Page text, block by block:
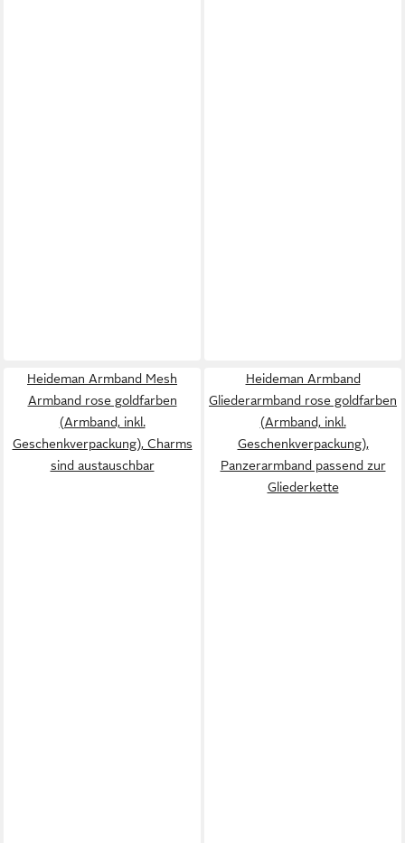
Heideman Armband Mesh
Armband rose goldfarben
(Armband, inkl.
Geschenkverpackung), Charms
sind austauschbar
Heideman Armband
Gliederarmband rose goldfarben
(Armband, inkl.
Geschenkverpackung),
Panzerarmband passend zur
Gliederkette